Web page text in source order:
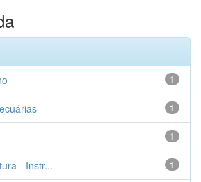
1
1
1
1
- Instr...